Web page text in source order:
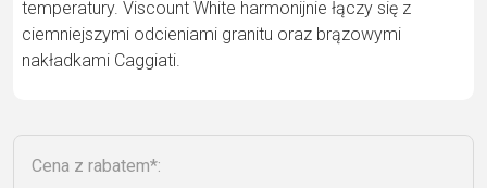
temperatury. Viscount White harmonijnie łączy się z
ciemniejszymi odcieniami granitu oraz brązowymi
nakładkami Caggiati.
Cena z rabatem*: